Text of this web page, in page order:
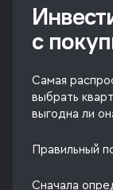
с
Самая
выбрать
выгодна ли
Правильный
Сначала